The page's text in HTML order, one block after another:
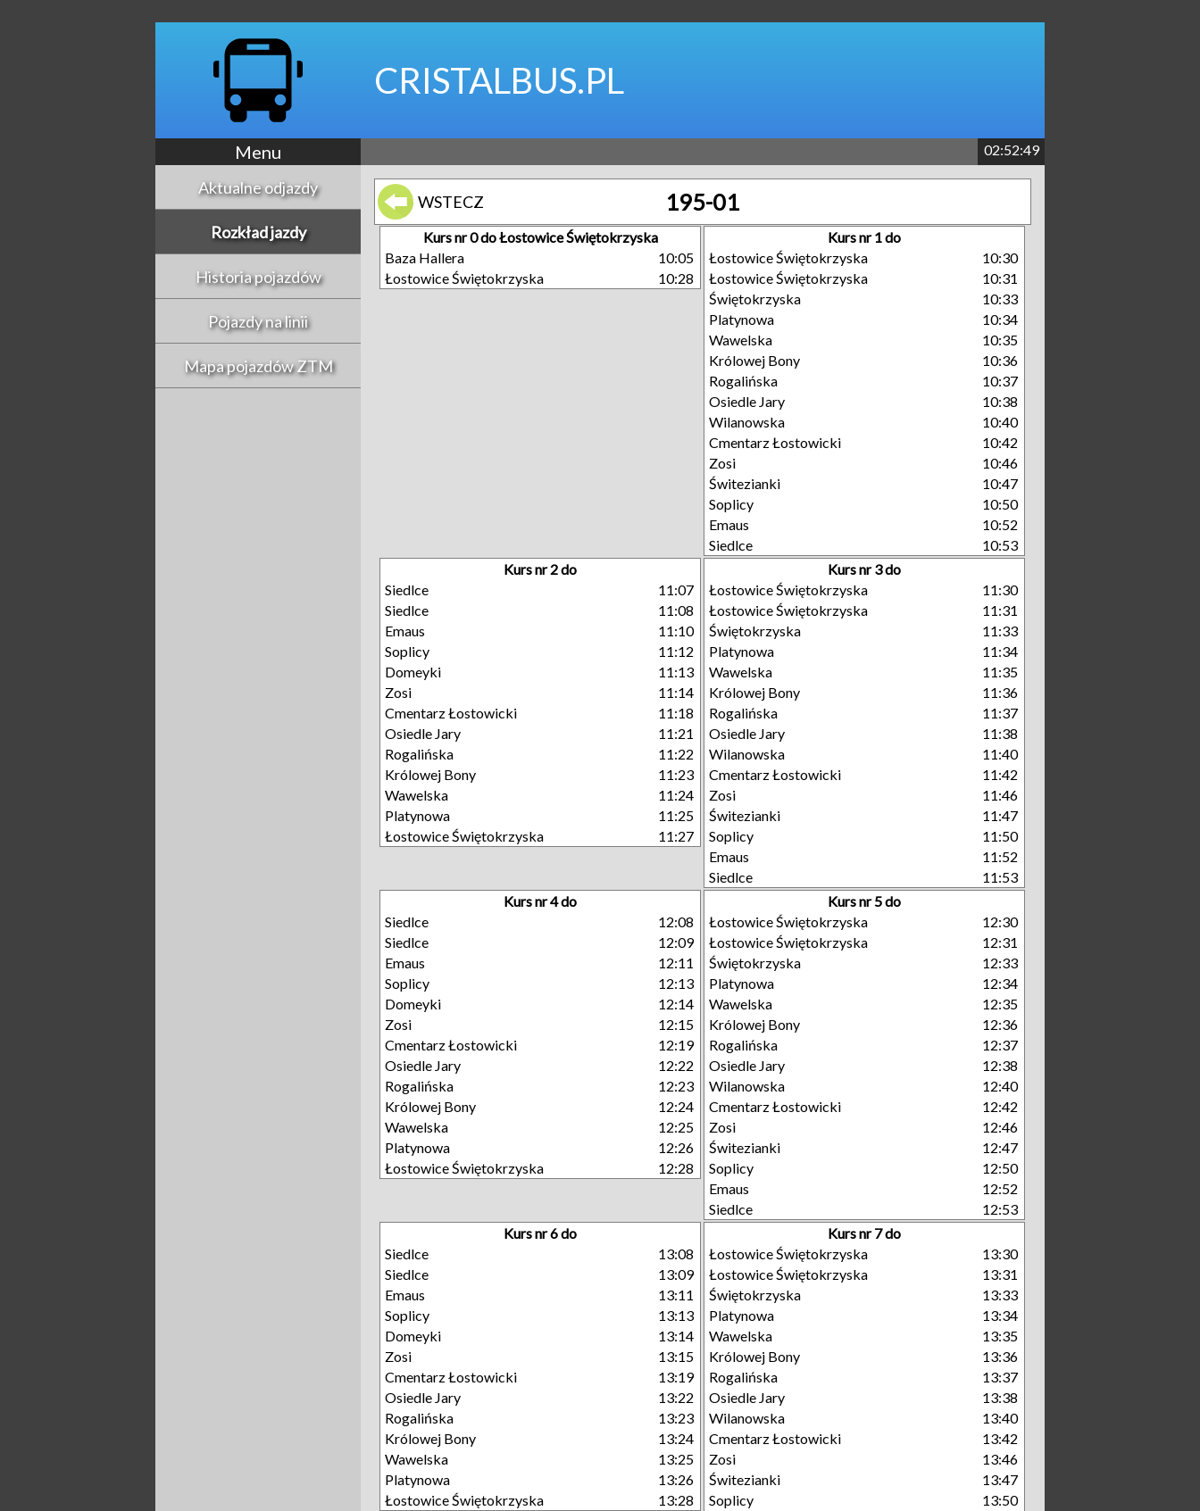
CRISTALBUS.PL
Menu 02:52:50
Aktualne odjazdy
Rozkład jazdy
Historia pojazdów
Pojazdy na linii
Mapa pojazdów ZTM
WSTECZ 195-01
Kurs nr 0 do Łostowice Świętokrzyska
Baza Hallera
10:05
Łostowice Świętokrzyska
10:28
Kurs nr 1 do
Łostowice Świętokrzyska
10:30
Łostowice Świętokrzyska
10:31
Świętokrzyska
10:33
Platynowa
10:34
Wawelska
10:35
Królowej Bony
10:36
Rogalińska
10:37
Osiedle Jary
10:38
Wilanowska
10:40
Cmentarz Łostowicki
10:42
Zosi
10:46
Świtezianki
10:47
Soplicy
10:50
Emaus
10:52
Siedlce
10:53
Kurs nr 2 do
Siedlce
11:07
Siedlce
11:08
Emaus
11:10
Soplicy
11:12
Domeyki
11:13
Zosi
11:14
Cmentarz Łostowicki
11:18
Osiedle Jary
11:21
Rogalińska
11:22
Królowej Bony
11:23
Wawelska
11:24
Platynowa
11:25
Łostowice Świętokrzyska
11:27
Kurs nr 3 do
Łostowice Świętokrzyska
11:30
Łostowice Świętokrzyska
11:31
Świętokrzyska
11:33
Platynowa
11:34
Wawelska
11:35
Królowej Bony
11:36
Rogalińska
11:37
Osiedle Jary
11:38
Wilanowska
11:40
Cmentarz Łostowicki
11:42
Zosi
11:46
Świtezianki
11:47
Soplicy
11:50
Emaus
11:52
Siedlce
11:53
Kurs nr 4 do
Siedlce
12:08
Siedlce
12:09
Emaus
12:11
Soplicy
12:13
Domeyki
12:14
Zosi
12:15
Cmentarz Łostowicki
12:19
Osiedle Jary
12:22
Rogalińska
12:23
Królowej Bony
12:24
Wawelska
12:25
Platynowa
12:26
Łostowice Świętokrzyska
12:28
Kurs nr 5 do
Łostowice Świętokrzyska
12:30
Łostowice Świętokrzyska
12:31
Świętokrzyska
12:33
Platynowa
12:34
Wawelska
12:35
Królowej Bony
12:36
Rogalińska
12:37
Osiedle Jary
12:38
Wilanowska
12:40
Cmentarz Łostowicki
12:42
Zosi
12:46
Świtezianki
12:47
Soplicy
12:50
Emaus
12:52
Siedlce
12:53
Kurs nr 6 do
Siedlce
13:08
Siedlce
13:09
Emaus
13:11
Soplicy
13:13
Domeyki
13:14
Zosi
13:15
Cmentarz Łostowicki
13:19
Osiedle Jary
13:22
Rogalińska
13:23
Królowej Bony
13:24
Wawelska
13:25
Platynowa
13:26
Łostowice Świętokrzyska
13:28
Kurs nr 7 do
Łostowice Świętokrzyska
13:30
Łostowice Świętokrzyska
13:31
Świętokrzyska
13:33
Platynowa
13:34
Wawelska
13:35
Królowej Bony
13:36
Rogalińska
13:37
Osiedle Jary
13:38
Wilanowska
13:40
Cmentarz Łostowicki
13:42
Zosi
13:46
Świtezianki
13:47
Soplicy
13:50